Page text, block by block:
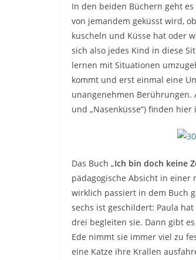
In den beiden Büchern geht
von jemandem geküsst wird,
kuscheln und Küsse hat oder
sich also jedes Kind in diese
lernen mit Situationen
kommt und erst einmal eine
unangenehmen Berührungen.
und „Nasenküsse“) finden
Das Buch „Ich bin doch keine
pädagogische Absicht in einer
wirklich passiert in dem Buch
sechs ist geschildert: Paula
drei begleiten sie. Dann gibt
Ede nimmt sie immer viel zu
eine Katze ihre Krallen